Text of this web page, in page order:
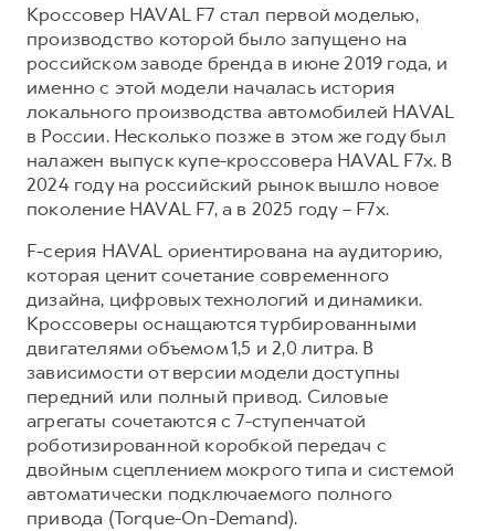
POER
от 3 449 000 ₽
Корпоративным клиентам
Крупным корпоративным клиентам
Система управления автопарком
Сервис для корпоративных клиентов
HAVAL Лизинг
Автомобильные аксессуары
Коллекция CITY
Коллекция Базовая
Коллекция Детская
Программа «HAVAL Защита+»
Руководства по эксплуатации
Подписки
Автомобильные аксессуары
Коллекция Базовая
Коллекция Детская
Кроссовер HAVAL F7 стал первой моделью,
производство которой было запущено на
российском заводе бренда в июне 2019 года, и
именно с этой модели началась история
локального производства автомобилей HAVAL
в России. Несколько позже в этом же году был
налажен выпуск купе-кроссовера HAVAL F7x. В
2024 году на российский рынок вышло новое
поколение HAVAL F7, а в 2025 году – F7x.
F-серия HAVAL ориентирована на аудиторию,
которая ценит сочетание современного
дизайна, цифровых технологий и динамики.
Кроссоверы оснащаются турбированными
двигателями объемом 1,5 и 2,0 литра. В
зависимости от версии модели доступны
передний или полный привод. Силовые
агрегаты сочетаются с 7-ступенчатой
роботизированной коробкой передач с
двойным сцеплением мокрого типа и системой
автоматически подключаемого полного
привода (Torque-On-Demand).